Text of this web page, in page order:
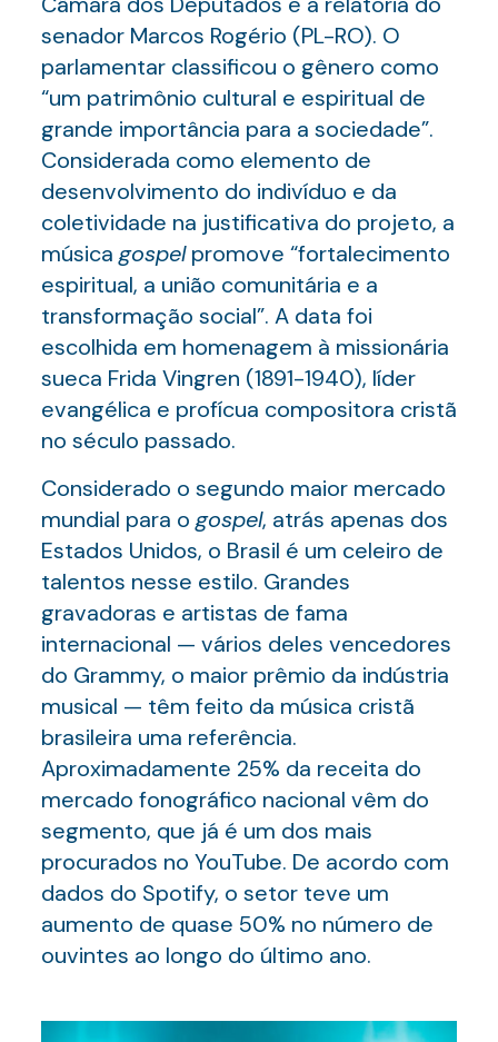
senador Marcos Rogério (PL-RO). O
parlamentar classificou o gênero como
“um patrimônio cultural e espiritual de
grande importância para a sociedade”.
Considerada como elemento de
desenvolvimento do indivíduo e da
coletividade na justificativa do projeto, a
música gospelpromove “fortalecimento
espiritual, a união comunitária e a
transformação social”. A data foi
escolhida em homenagem à missionária
sueca Frida Vingren (1891-1940), líder
evangélica e profícua compositora cristã
no século passado.
Considerado o segundo maior mercado
mundial para o gospel, atrás apenas dos
Estados Unidos, o Brasil é um celeiro de
talentos nesse estilo. Grandes
gravadoras e artistas de fama
internacional — vários deles vencedores
do Grammy, o maior prêmio da indústria
musical — têm feito da música cristã
brasileira uma referência.
Aproximadamente 25% da receita do
mercado fonográfico nacional vêm do
segmento, que já é um dos mais
procurados no YouTube. De acordo com
dados do Spotify, o setor teve um
aumento de quase 50% no número de
ouvintes ao longo do último ano.